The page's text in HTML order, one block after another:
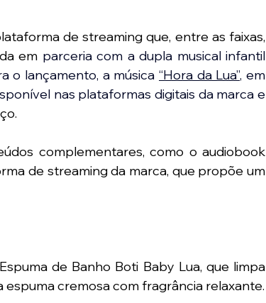
de streaming que, entre as faixas,
em parceria com a dupla musical infantil
o lançamento, a música “Hora da Lua”, em
nas plataformas digitais da marca e
complementares, como o audiobook
de streaming da marca, que propõe um
de Banho Boti Baby Lua, que limpa
espuma cremosa com fragrância relaxante.